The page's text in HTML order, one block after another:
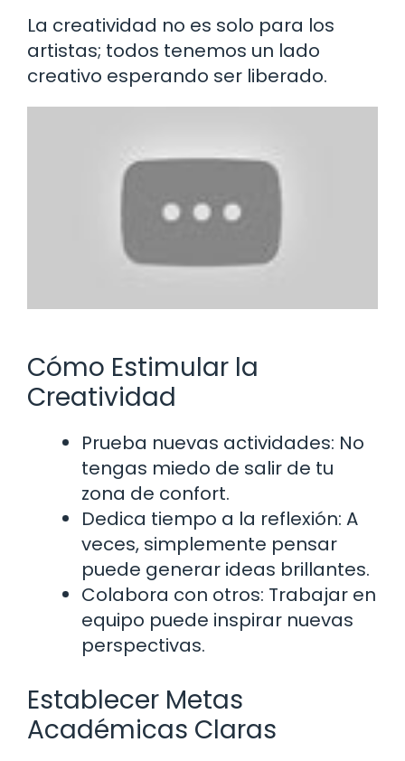
La creatividad no es solo para los
artistas; todos tenemos un lado
creativo esperando ser liberado.
Cómo Estimular la
Creatividad
Prueba nuevas actividades: No
tengas miedo de salir de tu
zona de confort.
Dedica tiempo a la reflexión: A
veces, simplemente pensar
puede generar ideas brillantes.
Colabora con otros: Trabajar en
equipo puede inspirar nuevas
perspectivas.
Establecer Metas
Académicas Claras